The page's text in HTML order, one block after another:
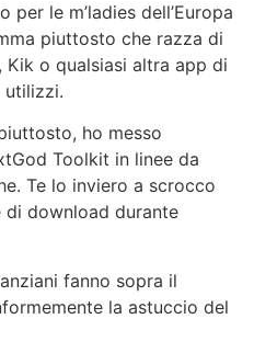
le m’ladies dell’Europa
piuttosto che razza di
Kik o qualsiasi altra app di
utilizzi.
ho messo
Toolkit in linee da
Te lo inviero a scrocco
di download durante
fanno sopra il
la astuccio del